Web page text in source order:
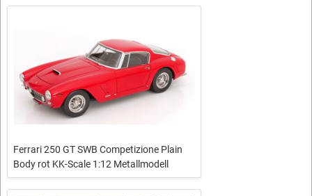
Ferrari 250 GT SWB Competizione Plain
Body rot KK-Scale 1:12 Metallmodell